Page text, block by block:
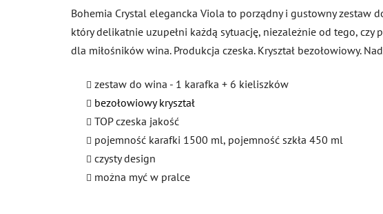
Bohemia Crystal elegancka Viola to porządny i gustowny zestaw
który delikatnie uzupełni każdą sytuację, niezależnie od tego,
dla miłośników wina. Produkcja czeska. Kryształ bezołowiowy.
zestaw do wina - 1 karafka + 6 kieliszków
bezołowiowy kryształ
TOP czeska jakość
pojemność karafki 1500 ml, pojemność szkła 450 ml
czysty design
można myć w pralce